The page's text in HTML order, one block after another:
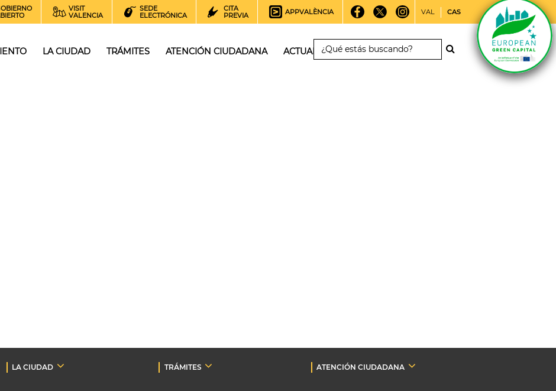
VISIT
VALENCIA
SEDE
ELECTRÓNICA
CITA
PREVIA
APPVALÈNCIA VAL CAS
LA CIUDAD TRÁMITES ATENCIÓN CIUDADANA ACTUALIDAD
LA CIUDAD TRÁMITES
ATENCIÓN CIUDADANA